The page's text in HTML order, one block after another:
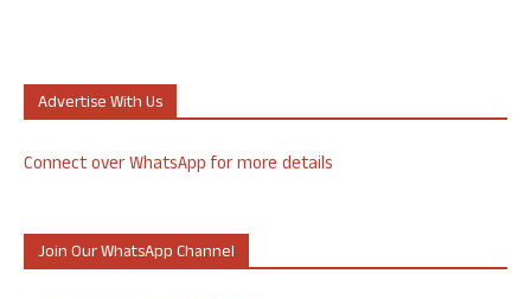
Advertise With Us
Connect over WhatsApp for more details
Join Our WhatsApp Channel